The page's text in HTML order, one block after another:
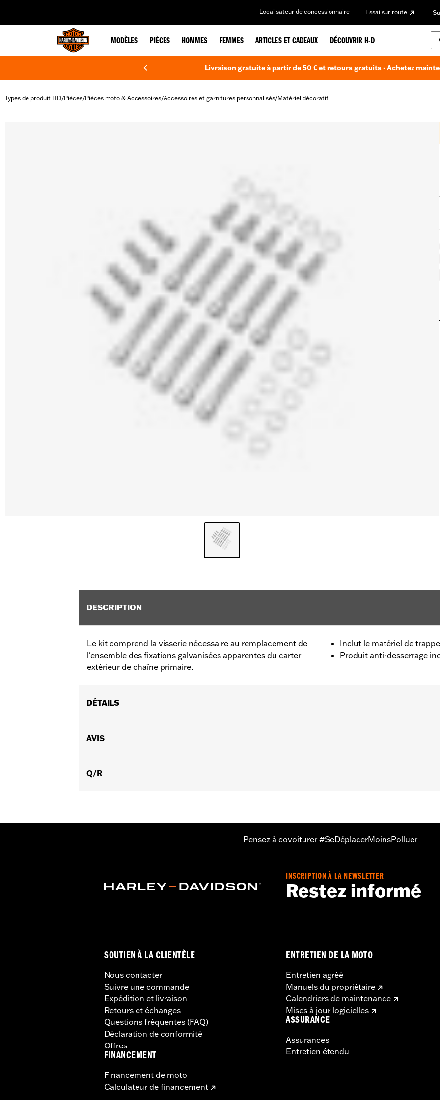
Localisateur de concessionnaire Essai sur route
MODÈLES PIÈCES HOMMES FEMMES ARTICLES ET CADEAUX DÉCOUVRIR H-D
Livraison gratuite à partir de 50 € et retours gratuits -Achetez
Types de produit HD/Pièces/Pièces moto & Accessoires/Accessoires et garnitures personnalisés/Matériel décoratif
DESCRIPTION
Le kit comprend la visserie nécessaire au remplacement de
l'ensemble des fixations galvanisées apparentes du carter
extérieur de chaîne primaire.
Inclut le matériel de
Produit anti-desserrage
DÉTAILS
Instructions d’installation
AVIS
Q/R
Pensez à covoiturer #SeDéplacerMoinsPolluer
INSCRIPTION À LA NEWSLETTER
Restez informé
SOUTIEN À LA CLIENTÈLE
Nous contacter
Suivre une commande
Expédition et livraison
Retours et échanges
Questions fréquentes (FAQ)
Déclaration de conformité
Offres
FINANCEMENT
Financement de moto
Calculateur de financement
ENTRETIEN DE LA MOTO
Entretien agréé
Manuels du propriétaire
Calendriers de maintenance
Mises à jour logicielles
ASSURANCE
Assurances
Entretien étendu